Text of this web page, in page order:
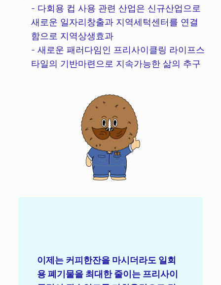
- 다회용 컵 사용 관련 산업은 신규산업으로
새로운 일자리창출과 지역세턱센터를 연결
함으로 지역상생효과
- 새로운 패러다임인 프리사이클링 라이프스
타일의 기반마련으로 지속가능한 삶의 추구
이제는 커피한잔을 마시더라도 일회
용 폐기물을 최대한 줄이는 프리사이